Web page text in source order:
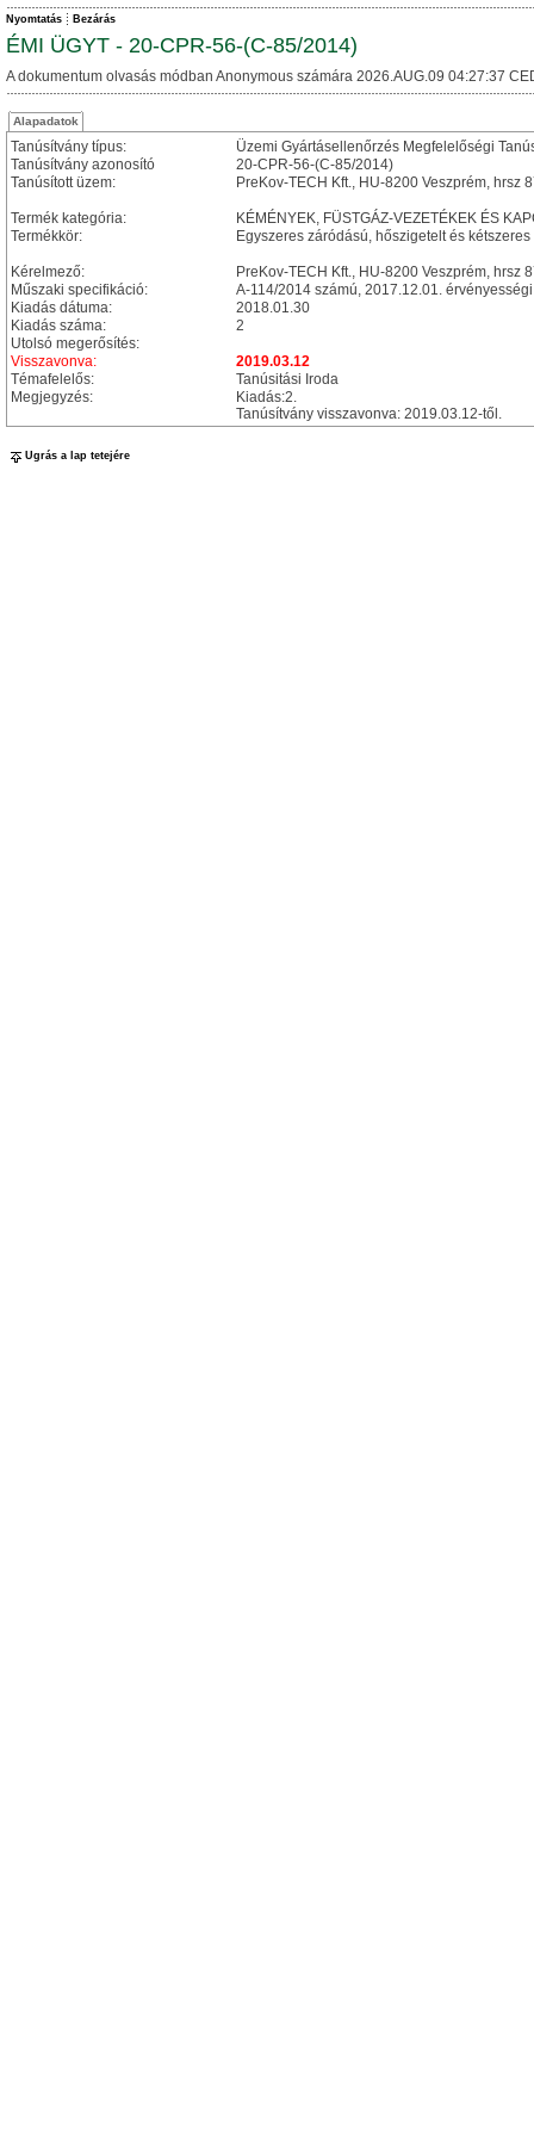
Nyomtatás Bezárás
ÉMI ÜGYT - 20-CPR-56-(C-85/2014)
A dokumentum olvasás módban Anonymous számára 2026.AUG.09 04:27:37
Alapadatok
Tanúsítvány típus:
Üzemi Gyártásellenőrzés Megfelelőségi
Tanúsítvány azonosító
20-CPR-56-(C-85/2014)
Tanúsított üzem:
PreKov-TECH Kft., HU-8200 Veszprém, hrsz
Termék kategória:
KÉMÉNYEK, FÜSTGÁZ-VEZETÉKEK ÉS
Termékkör:
Egyszeres záródású, hőszigetelt és
Kérelmező:
PreKov-TECH Kft., HU-8200 Veszprém, hrsz
Műszaki specifikáció:
A-114/2014 számú, 2017.12.01.
Kiadás dátuma:
2018.01.30
Kiadás száma:
2
Utolsó megerősítés:
Visszavonva:
2019.03.12
Témafelelős:
Tanúsitási Iroda
Megjegyzés:
Kiadás:2.
Tanúsítvány visszavonva: 2019.03.12-től.
Ugrás a lap tetejére